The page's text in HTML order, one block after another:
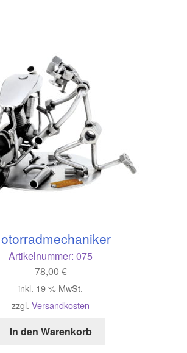
Artikelnummer: 075
78,00 €
inkl. 19 % MwSt.
zzgl. Versandkosten
In den Warenkorb